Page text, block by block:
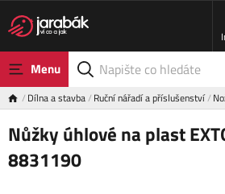
Menu
Dílna a stavba Ruční nářadí a příslušenství
Nůžky úhlové na plast
8831190